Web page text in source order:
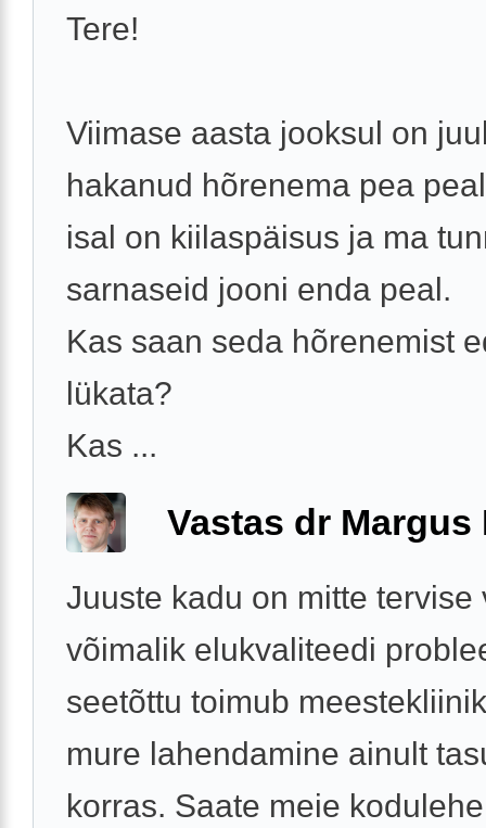
Tere!
Viimase aasta jooksul on
hakanud hõrenema pea
isal on kiilaspäisus ja ma
sarnaseid jooni enda peal.
Kas saan seda hõrenemist
lükata?
Kas ...
Vastas dr Margus
Juuste kadu on mitte tervise
võimalik elukvaliteedi
seetõttu toimub
mure lahendamine ainult
korras. Saate meie